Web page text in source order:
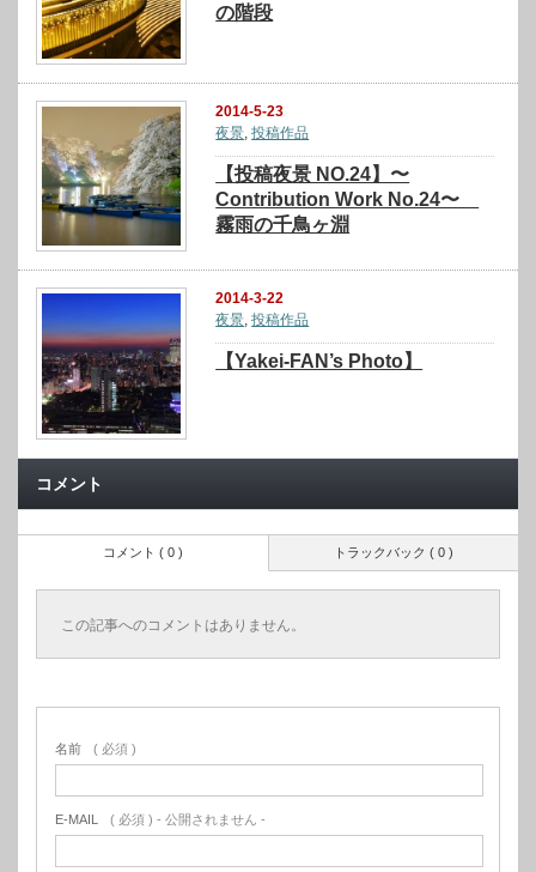
の階段
2014-5-23
夜景,投稿作品
【投稿夜景 NO.24】〜
Contribution Work No.24〜
霧雨の千鳥ヶ淵
2014-3-22
夜景,投稿作品
【Yakei-FAN’s Photo】
コメント
トラックバック ( 0 )
コメント ( 0 )
この記事へのコメントはありません。
名前 ( 必須 )
E-MAIL ( 必須 ) - 公開されません -